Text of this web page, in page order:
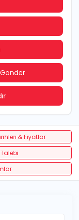
& Fiyatlar